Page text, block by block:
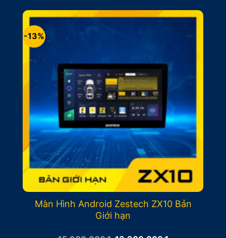
19.400.000₫.là:
17.400.000₫.
-13%
Màn Hình Android Zestech ZX10 Bản
Giới hạn